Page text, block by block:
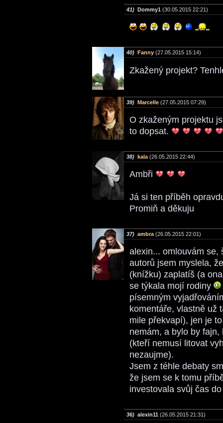
41) Dommy1 (30.05.2015 22:21)
40) Fanny (27.05.2015 15:14)
Zkažený projekt?
39) Marcelle (27.05.2015 07:29)
O zkaženým projektu
to dopsat.
38) kala (26.05.2015 22:44)
Ambři
Já si ten příběh
Promiň a děkuju
37) ambra (26.05.2015 22:01)
alexin... omlouvám se,
autorů jsem myslela,
(knížku) zaplatíš (a
se týkala mojí rodiny
písemným
komentáře, vlastně už
mile překvapí), jen je
nemám, a bylo by
(kteří nemusí litovat
nezaujme).
Jsem z téhle debaty
že jsem se k tomu
investovala svůj čas
36) alexin11 (26.05.2015 21:31)